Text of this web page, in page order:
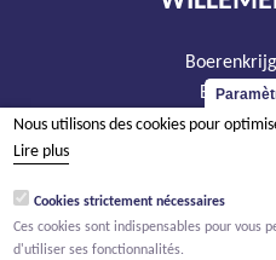
BE -
tél +32
TVA BE
RPM Anvers,
Nous utilisons des cookies pour
Lire plus
Cookies strictement nécessaires
Ces cookies sont indispensables pour vous
d'utiliser ses fonctionnalités.